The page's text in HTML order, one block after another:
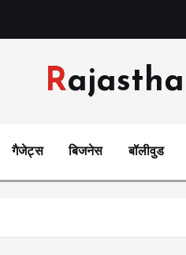
गैजेट्स बिजनेस बॉलीवुड